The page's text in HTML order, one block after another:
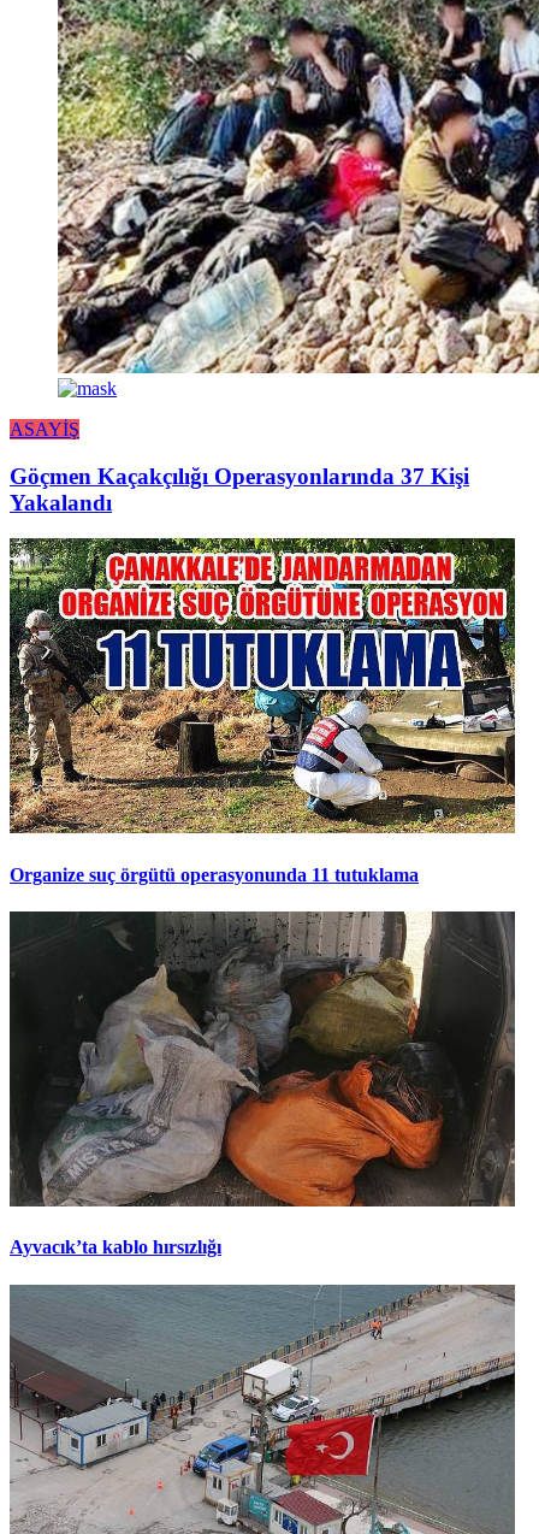
ASAYİŞ
Göçmen Kaçakçılığı Operasyonlarında 37 Kişi
Yakalandı
Organize suç örgütü operasyonunda 11 tutuklama
Ayvacık’ta kablo hırsızlığı